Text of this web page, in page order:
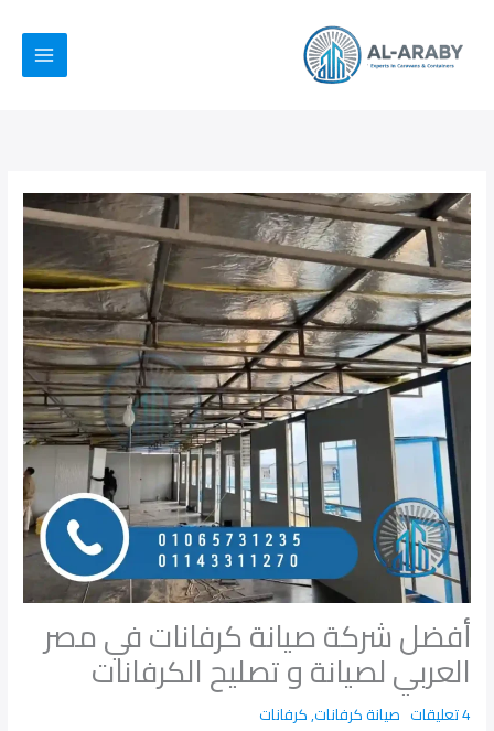
المحتوى
أفضل شركة صيانة كرفانات في مصر
العربي لصيانة و تصليح الكرفانات
4 تعليقات صيانة كرفانات,كرفانات